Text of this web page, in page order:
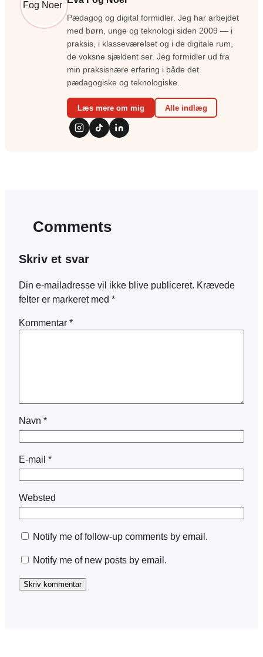
Pædagog og digital formidler. Jeg har arbejdet
med børn, unge og teknologi siden 2009 — i
praksis, i klasseværelset og i de digitale rum,
de voksne sjældent ser. Jeg formidler ud fra
min praksisnære erfaring i både det
pædagogiske og teknologiske.
Læs mere om mig Alle indlæg
Comments
Skriv et svar
Din e-mailadresse vil ikke blive publiceret. Krævede
felter er markeret med *
Kommentar *
Navn *
E-mail *
Websted
Notify me of follow-up comments by email.
Notify me of new posts by email.